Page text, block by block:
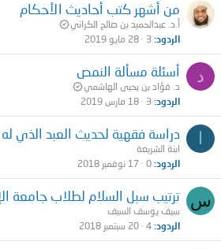
من أشهر كتب أحاديث الأحكام
أ.د. عبدالحميد بن صالح الكراني
الردود 3 28 مايو 2019
د أسئلة مسألة النمص
د. فؤاد بن يحيى الهاشمي
الردود 3 18 مارس 2019
ا دراسة فقهية لحديث العبد الذي
ابنة الشريعة
الردود 0 17 نوفمبر 2018
س ترتيب سبل السلام لطلاب جامعة
سيف يوسف السيف
الردود 4 20 سبتمبر 2018